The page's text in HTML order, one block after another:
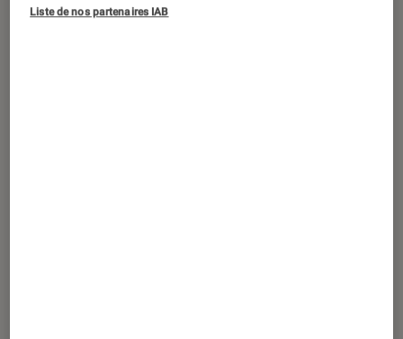
Liste de nos partenaires IAB